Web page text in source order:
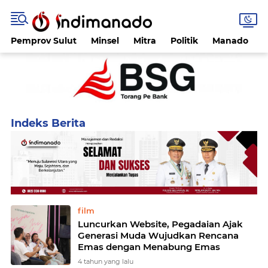
Pemprov Sulut Minsel Mitra Politik Manado
film
Luncurkan Website, Pegadaian Ajak
Generasi Muda Wujudkan Rencana
Emas dengan Menabung Emas
4 tahun yang lalu